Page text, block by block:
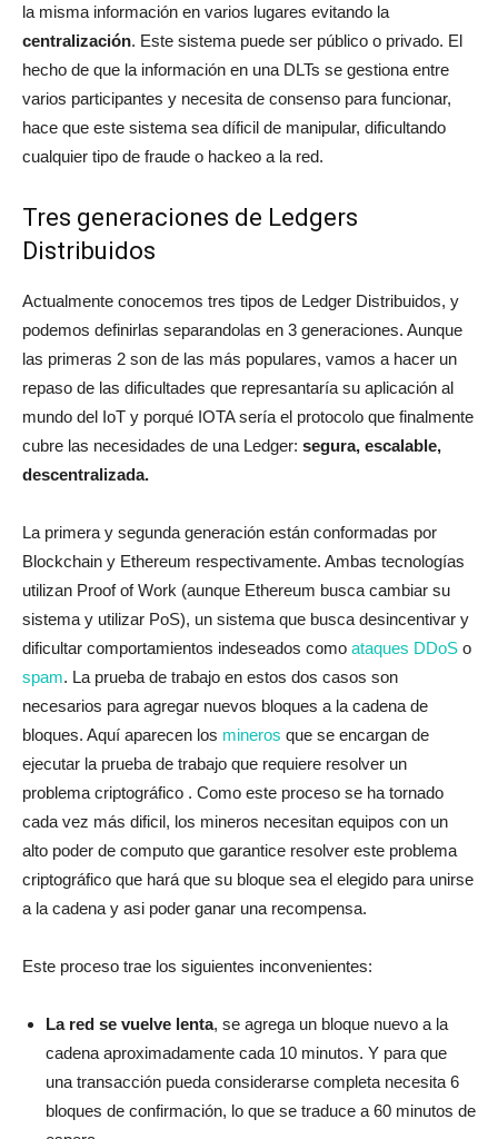
la misma información en varios lugares evitando la
centralización. Este sistema puede ser público o privado. El
hecho de que la información en una DLTs se gestiona entre
varios participantes y necesita de consenso para funcionar,
hace que este sistema sea díficil de manipular, dificultando
cualquier tipo de fraude o hackeo a la red.
Tres generaciones de Ledgers
Distribuidos
Actualmente conocemos tres tipos de Ledger Distribuidos, y
podemos definirlas separandolas en 3 generaciones. Aunque
las primeras 2 son de las más populares, vamos a hacer un
repaso de las dificultades que represantaría su aplicación al
mundo del IoT y porqué IOTA sería el protocolo que finalmente
cubre las necesidades de una Ledger: segura, escalable,
descentralizada.
La primera y segunda generación están conformadas por
Blockchain y Ethereum respectivamente. Ambas tecnologías
utilizan Proof of Work (aunque Ethereum busca cambiar su
sistema y utilizar PoS), un sistema que busca desincentivar y
dificultar comportamientos indeseados como ataques DDoS o
spam. La prueba de trabajo en estos dos casos son
necesarios para agregar nuevos bloques a la cadena de
bloques. Aquí aparecen los mineros que se encargan de
ejecutar la prueba de trabajo que requiere resolver un
problema criptográfico . Como este proceso se ha tornado
cada vez más dificil, los mineros necesitan equipos con un
alto poder de computo que garantice resolver este problema
criptográfico que hará que su bloque sea el elegido para unirse
a la cadena y asi poder ganar una recompensa.
Este proceso trae los siguientes inconvenientes:
La red se vuelve lenta, se agrega un bloque nuevo a la
cadena aproximadamente cada 10 minutos. Y para que
una transacción pueda considerarse completa necesita 6
bloques de confirmación, lo que se traduce a 60 minutos de